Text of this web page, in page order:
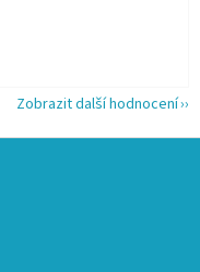
hvězdiček.
Zobrazit další hodnocení